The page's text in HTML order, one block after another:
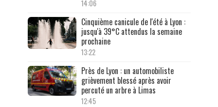
14:06
Cinquième canicule de l'été à Lyon :
jusqu'à 39°C attendus la semaine
prochaine
13:22
Près de Lyon : un automobiliste
grièvement blessé après avoir
percuté un arbre à Limas
12:45